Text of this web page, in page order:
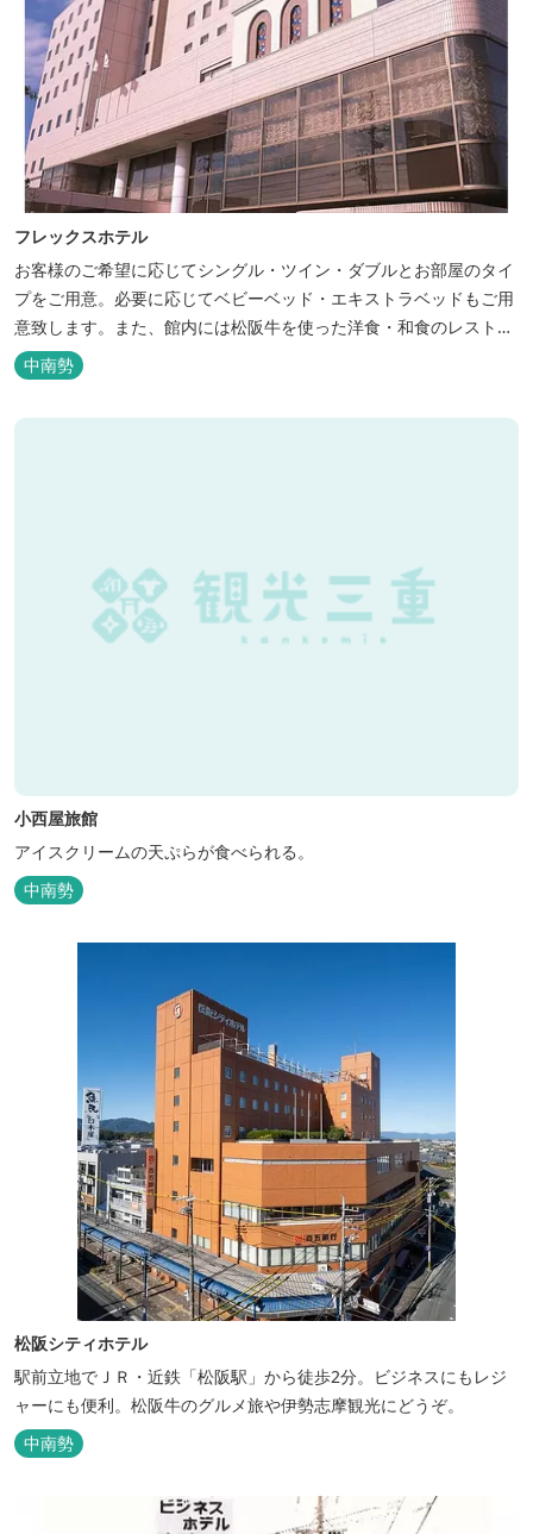
フレックスホテル
お客様のご希望に応じてシングル・ツイン・ダブルとお部屋のタイ
プをご用意。必要に応じてベビーベッド・エキストラベッドもご用
意致します。また、館内には松阪牛を使った洋食・和食のレストラ
ンと喫茶があります。伊勢神宮参拝や、伊勢志摩、東紀州への観光
の拠点にご利用ください。
中南勢
小西屋旅館
アイスクリームの天ぷらが食べられる。
中南勢
松阪シティホテル
駅前立地でＪＲ・近鉄「松阪駅」から徒歩2分。ビジネスにもレジ
ャーにも便利。松阪牛のグルメ旅や伊勢志摩観光にどうぞ。
中南勢